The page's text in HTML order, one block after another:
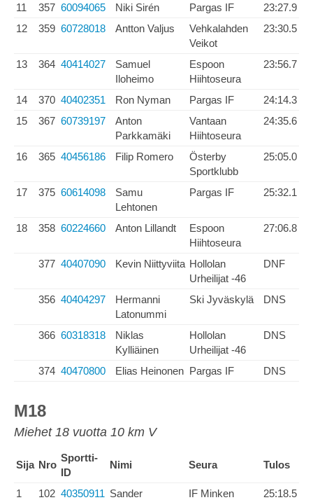
11 357 60094065 Niki Sirén Pargas IF
23:27.9
12
359 60728018 Antton Valjus
Vehkalahden
Veikot
23:30.5
13 364 40414027
Samuel
Iloheimo
Espoon
Hiihtoseura
23:56.7
14 370 40402351 Ron Nyman Pargas IF
24:14.3
15
367 60739197
Anton
Parkkamäki
Vantaan
Hiihtoseura
24:35.6
16 365 40456186 Filip Romero
Österby
Sportklubb
25:05.0
17 375 60614098
Samu
Lehtonen
Pargas IF 25:32.1
18 358 60224660 Anton Lillandt
Espoon
Hiihtoseura
27:06.8
377 40407090 Kevin Niittyviita Hollolan
Urheilijat -46
DNF
356 40404297
Hermanni
Latonummi
Ski Jyväskylä DNS
366 60318318
Niklas
Kylliäinen
Hollolan
Urheilijat -46
DNS
374 40470800 Elias Heinonen Pargas IF DNS
M18
Miehet 18 vuotta 10 km V
Sija Nro
Sportti-
ID
Nimi Seura Tulos
1 102 40350911 Sander
IF Minken 25:18.5